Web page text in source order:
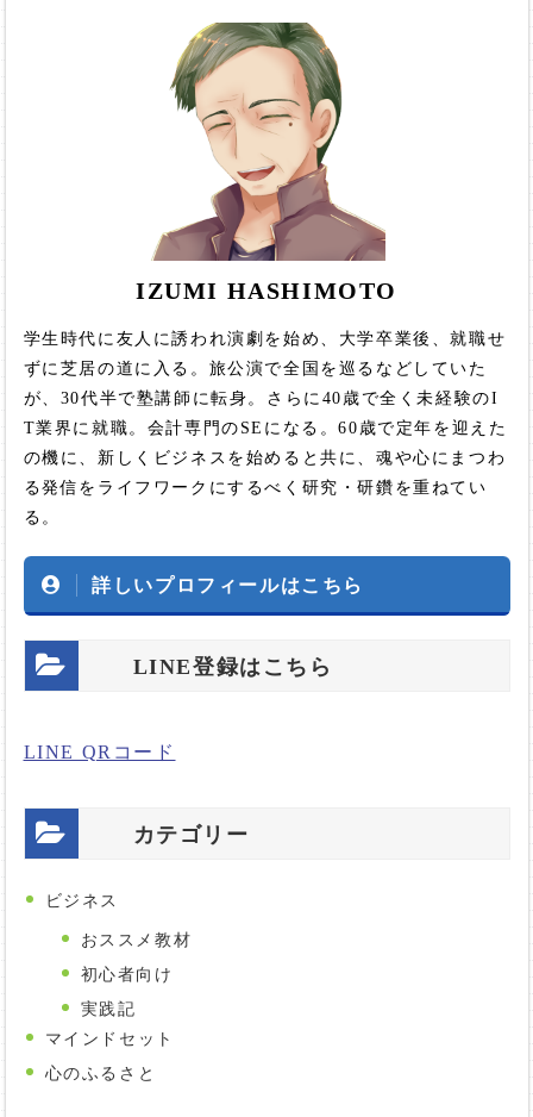
IZUMI HASHIMOTO
学生時代に友人に誘われ演劇を始め、大学卒業後、就職せ
ずに芝居の道に入る。旅公演で全国を巡るなどしていた
が、30代半で塾講師に転身。さらに40歳で全く未経験のI
T業界に就職。会計専門のSEになる。60歳で定年を迎えた
の機に、新しくビジネスを始めると共に、魂や心にまつわ
る発信をライフワークにするべく研究・研鑽を重ねてい
る。
詳しいプロフィールはこちら
LINE登録はこちら
LINE QRコード
カテゴリー
ビジネス
おススメ教材
初心者向け
実践記
マインドセット
心のふるさと